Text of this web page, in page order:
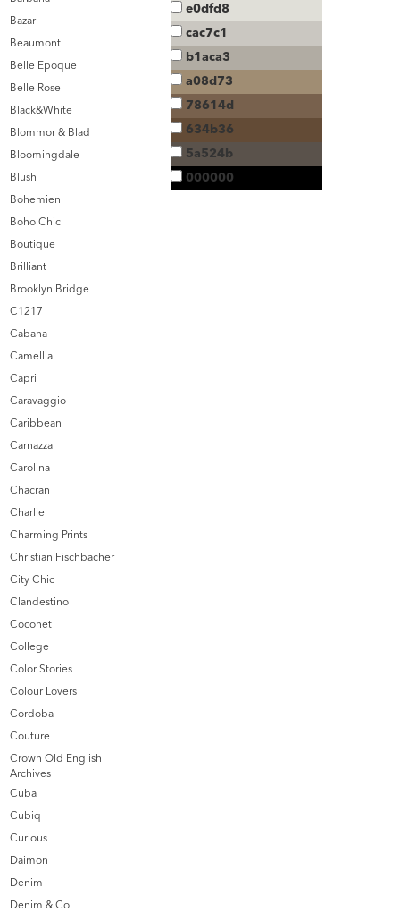
Bazar
Beaumont
Belle Epoque
Belle Rose
Black&White
Blommor & Blad
Bloomingdale
Blush
Bohemien
Boho Chic
Boutique
Brilliant
Brooklyn Bridge
C1217
Cabana
Camellia
Capri
Caravaggio
Caribbean
Carnazza
Carolina
Chacran
Charlie
Charming Prints
Christian Fischbacher
City Chic
Clandestino
Coconet
College
Color Stories
Colour Lovers
Cordoba
Couture
Crown Old English
Archives
Cuba
Cubiq
Curious
Daimon
Denim
Denim & Co
e0dfd8
cac7c1
b1aca3
a08d73
78614d
634b36
5a524b
000000